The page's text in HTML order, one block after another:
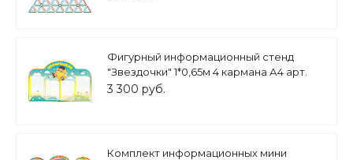
Фигурный информационный стенд
"Звездочки" 1*0,65м 4 кармана А4 арт.
2455
3 300 руб.
Комплект информационных мини